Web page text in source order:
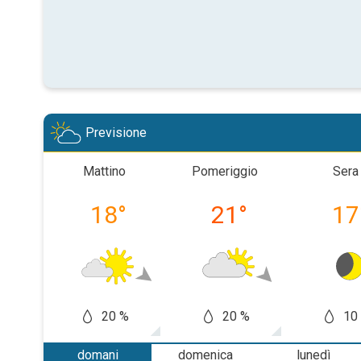
Previsione
Mattino
18°
20 %
Pomeriggio
21 °
20 %
Sera
17
10
domani
domenica
lunedì